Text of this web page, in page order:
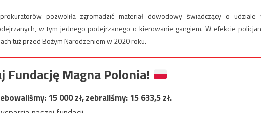
pozwoliła zgromadzić materiał dowodowy świadczący o udziale
w tym jednego podejrzanego o kierowanie gangiem. W efekcie
tuż przed Bożym Narodzeniem w 2020 roku.
Fundację Magna Polonia!
15 000zł, zebraliśmy:15 633,5zł.